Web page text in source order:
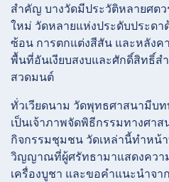
สำคัญ บางวัดมีประวัติหลายศต
ใหม่ วัดหลายแห่งประดับประด
ซ้อน การตกแต่งสีสัน และหลังค
พื้นที่อันเงียบสงบและศักดิ์สิทธิ์ส
สวดมนต์
ทั่วเวียดนาม วัดพุทธศาสนามีบ
เป็นเจ้าภาพจัดพิธีกรรมทางศา
กิจกรรมชุมชน วัดเหล่านี้ทำหน้
วิญญาณที่ผู้ศรัทธามาแสดงควา
เครื่องบูชา และขอคำแนะนำจ